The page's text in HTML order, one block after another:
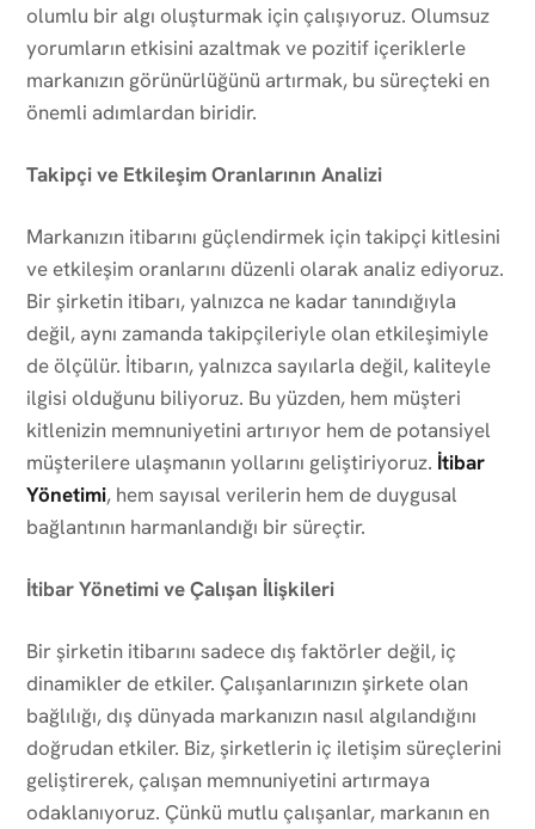
olumlu bir algı oluşturmak için çalışıyoruz. Olumsuz
yorumların etkisini azaltmak ve pozitif içeriklerle
markanızın görünürlüğünü artırmak, bu süreçteki en
önemli adımlardan biridir.
Takipçi ve Etkileşim Oranlarının Analizi
Markanızın itibarını güçlendirmek için takipçi kitlesini
ve etkileşim oranlarını düzenli olarak analiz ediyoruz.
Bir şirketin itibarı, yalnızca ne kadar tanındığıyla
değil, aynı zamanda takipçileriyle olan etkileşimiyle
de ölçülür. İtibarın, yalnızca sayılarla değil, kaliteyle
ilgisi olduğunu biliyoruz. Bu yüzden, hem müşteri
kitlenizin memnuniyetini artırıyor hem de potansiyel
müşterilere ulaşmanın yollarını geliştiriyoruz. İtibar
Yönetimi, hem sayısal verilerin hem de duygusal
bağlantının harmanlandığı bir süreçtir.
İtibar Yönetimi ve Çalışan İlişkileri
Bir şirketin itibarını sadece dış faktörler değil, iç
dinamikler de etkiler. Çalışanlarınızın şirkete olan
bağlılığı, dış dünyada markanızın nasıl algılandığını
doğrudan etkiler. Biz, şirketlerin iç iletişim süreçlerini
geliştirerek, çalışan memnuniyetini artırmaya
odaklanıyoruz. Çünkü mutlu çalışanlar, markanın en